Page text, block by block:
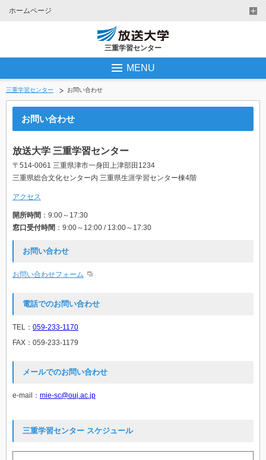
ホームページ
三重学習センター
MENU
三重学習センター お問い合わせ
お問い合わせ
放送大学 三重学習センター
〒514-0061 三重県津市一身田上津部田1234
三重県総合文化センター内 三重県生涯学習センター棟4階
アクセス
開所時間 ：9:00～17:30
窓口受付時間 ：9:00～12:00 / 13:00～17:30
お問い合わせ
お問い合わせフォーム
電話でのお問い合わせ
TEL： 059-233-1170
FAX：059-233-1179
メールでのお問い合わせ
e-mail： mie-sc@ouj.ac.jp
三重学習センター スケジュール